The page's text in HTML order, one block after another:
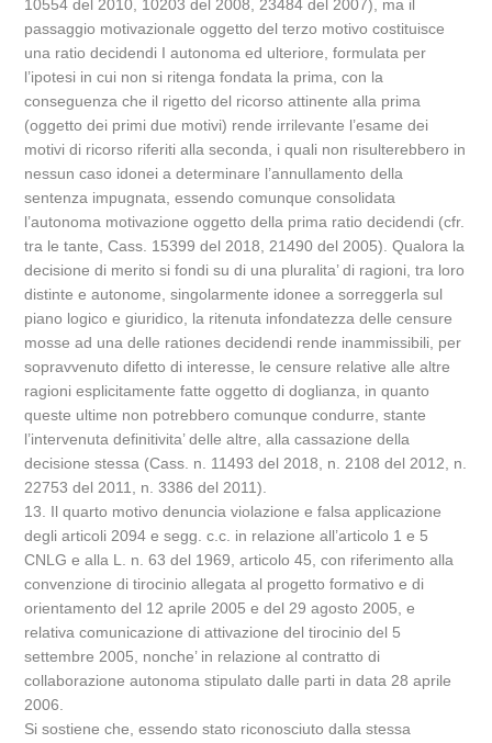
10554 del 2010, 10203 del 2008, 23484 del 2007), ma il
passaggio motivazionale oggetto del terzo motivo costituisce
una ratio decidendi I autonoma ed ulteriore, formulata per
l’ipotesi in cui non si ritenga fondata la prima, con la
conseguenza che il rigetto del ricorso attinente alla prima
(oggetto dei primi due motivi) rende irrilevante l’esame dei
motivi di ricorso riferiti alla seconda, i quali non risulterebbero in
nessun caso idonei a determinare l’annullamento della
sentenza impugnata, essendo comunque consolidata
l’autonoma motivazione oggetto della prima ratio decidendi (cfr.
tra le tante, Cass. 15399 del 2018, 21490 del 2005). Qualora la
decisione di merito si fondi su di una pluralita’ di ragioni, tra loro
distinte e autonome, singolarmente idonee a sorreggerla sul
piano logico e giuridico, la ritenuta infondatezza delle censure
mosse ad una delle rationes decidendi rende inammissibili, per
sopravvenuto difetto di interesse, le censure relative alle altre
ragioni esplicitamente fatte oggetto di doglianza, in quanto
queste ultime non potrebbero comunque condurre, stante
l’intervenuta definitivita’ delle altre, alla cassazione della
decisione stessa (Cass. n. 11493 del 2018, n. 2108 del 2012, n.
22753 del 2011, n. 3386 del 2011).
13. Il quarto motivo denuncia violazione e falsa applicazione
degli articoli 2094 e segg. c.c. in relazione all’articolo 1 e 5
CNLG e alla L. n. 63 del 1969, articolo 45, con riferimento alla
convenzione di tirocinio allegata al progetto formativo e di
orientamento del 12 aprile 2005 e del 29 agosto 2005, e
relativa comunicazione di attivazione del tirocinio del 5
settembre 2005, nonche’ in relazione al contratto di
collaborazione autonoma stipulato dalle parti in data 28 aprile
2006.
Si sostiene che, essendo stato riconosciuto dalla stessa